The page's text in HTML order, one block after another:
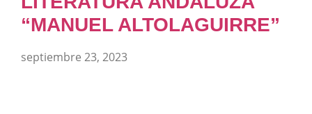
“MANUEL ALTOLAGUIRRE”
septiembre 23, 2023